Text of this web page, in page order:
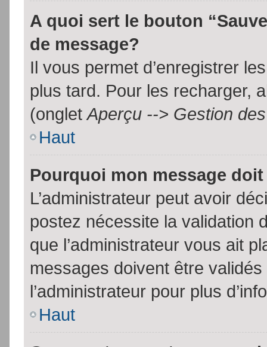
A quoi sert le bouton
de message?
Il vous permet d’enregistrer
plus tard. Pour les recharger,
(ongletAperçu --> Gestion
Haut
Pourquoi mon message
L’administrateur peut avoir
postez nécessite la validation
que l’administrateur vous ait
messages doivent être
l’administrateur pour plus
Haut